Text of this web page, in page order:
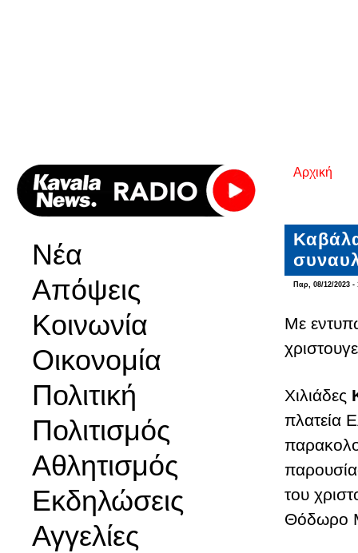
Νέα
Απόψεις
Κοινωνία
Οικονομία
Πολιτική
Πολιτισμός
Αθλητισμός
Εκδηλώσεις
Αγγελίες
Είστε
Αρχική
Παρ, 08/12/2023 -
Με
Χιλιάδες
πλατεία
του
Θόδωρο